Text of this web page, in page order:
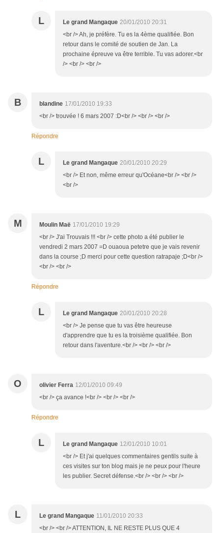
L Le grand Mangaque 20/01/2010 20:31
<br /> Ah, je préfère. Tu es la 4ème qualifiée. Bon
retour dans le comité de soutien de Jan. La
prochaine épreuve va être terrible. Tu vas adorer.<br
/> <br /> <br />
B blandine 17/01/2010 19:33
<br /> trouvée ! 6 mars 2007 :D<br /> <br /> <br />
Répondre
L Le grand Mangaque 20/01/2010 20:29
<br /> Et non, même erreur qu'Océane<br /> <br />
<br />
M Moulin Maë 17/01/2010 19:29
<br /> J'ai Trouvais !!! <br /> cette photo a été publier le
vendredi 2 mars 2007 =D ouaoua petetre que je vais revenir
dans la course ;D merci pour cette question ratrapaje ;D<br />
<br /> <br />
Répondre
L Le grand Mangaque 20/01/2010 20:28
<br /> Je pense que tu vas être heureuse
d'apprendre que tu es la troisième qualifiée. Bon
retour dans l'aventure.<br /> <br /> <br />
O olivier Ferra 12/01/2010 09:49
<br /> ça avance !<br /> <br /> <br />
Répondre
L Le grand Mangaque 12/01/2010 10:01
<br /> Et j'ai quelques commentaires gentils suite à
ces visites sur ton blog mais je ne peux pour l'heure
les publier. Secret défense.<br /> <br /> <br />
L Le grand Mangaque 11/01/2010 20:33
<br /> <br /> ATTENTION, IL NE RESTE PLUS QUE 4